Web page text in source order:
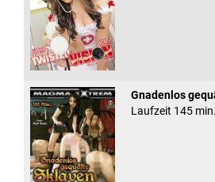
Gnadenlos
Laufzeit 145 min.